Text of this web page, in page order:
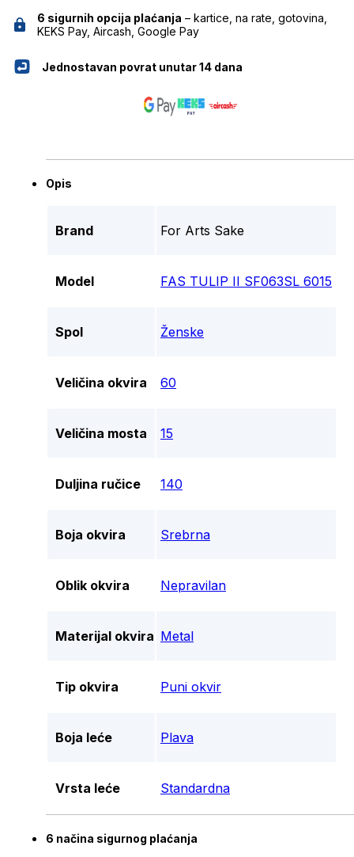
6 sigurnih opcija plaćanja – kartice, na rate, gotovina,
KEKS Pay, Aircash, Google Pay
Jednostavan povrat unutar 14 dana
Opis
Brand For Arts Sake
Model FAS TULIP II SF063SL 6015
Spol Ženske
Veličina okvira 60
Veličina mosta 15
Duljina ručice 140
Boja okvira Srebrna
Oblik okvira Nepravilan
Materijal okvira Metal
Tip okvira Puni okvir
Boja leće Plava
Vrsta leće Standardna
6 načina sigurnog plaćanja